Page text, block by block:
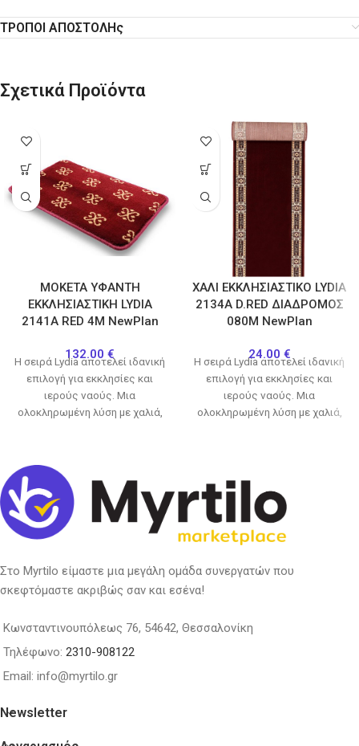
ΤΡΟΠΟΙ ΑΠΟΣΤΟΛΗς
Σχετικά Προϊόντα
ΜΟΚΕΤΑ ΥΦΑΝΤΗ
ΕΚΚΛΗΣΙΑΣΤΙΚΗ LYDIA
2141A RED 4M NewPlan
132.00 €
H σειρά Lydia αποτελεί ιδανική
επιλογή για εκκλησίες και
ιερούς ναούς. Μια
ολοκληρωμένη λύση με χαλιά,
ΧΑΛΙ ΕΚΚΛΗΣΙΑΣΤΙΚΟ LYDIA
2134Α D.RED ΔΙΑΔΡΟΜΟΣ
080Μ NewPlan
24.00 €
H σειρά Lydia αποτελεί ιδανική
επιλογή για εκκλησίες και
ιερούς ναούς. Μια
ολοκληρωμένη λύση με χαλιά,
Στο Myrtilo είμαστε μια μεγάλη ομάδα συνεργατών που
σκεφτόμαστε ακριβώς σαν και εσένα!
Κωνσταντινουπόλεως 76, 54642, Θεσσαλονίκη
Τηλέφωνο: 2310-908122
Email: info@myrtilo.gr
Newsletter